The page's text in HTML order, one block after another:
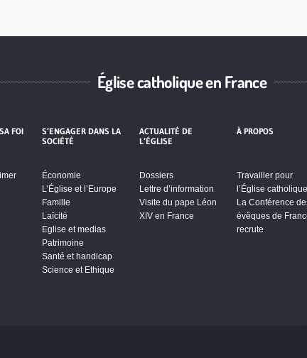
Église catholique en France
FOI
S’ENGAGER DANS LA
SOCIÉTÉ
Économie
L’Église et l’Europe
Famille
Laïcité
Eglise et medias
Patrimoine
Santé et handicap
Science et Ethique
ACTUALITÉ DE
L’ÉGLISE
Dossiers
Lettre d’information
Visite du pape Léon
XIV en France
À PROPOS
Travailler pour
l’Église
La Conférence
évêques de
recrute